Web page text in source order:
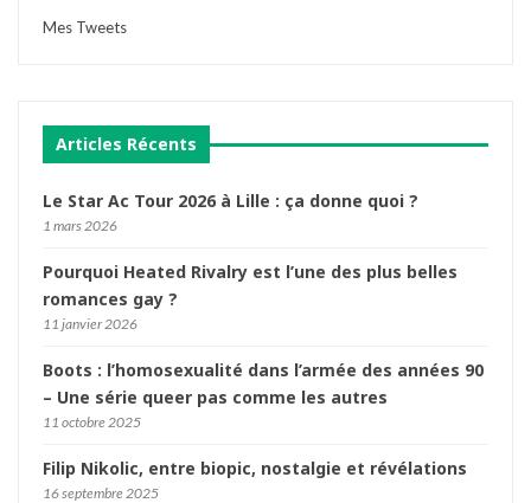
Mes Tweets
Articles Récents
Le Star Ac Tour 2026 à Lille : ça donne quoi ?
1 mars 2026
Pourquoi Heated Rivalry est l’une des plus belles
romances gay ?
11 janvier 2026
Boots : l’homosexualité dans l’armée des années 90
– Une série queer pas comme les autres
11 octobre 2025
Filip Nikolic, entre biopic, nostalgie et révélations
16 septembre 2025